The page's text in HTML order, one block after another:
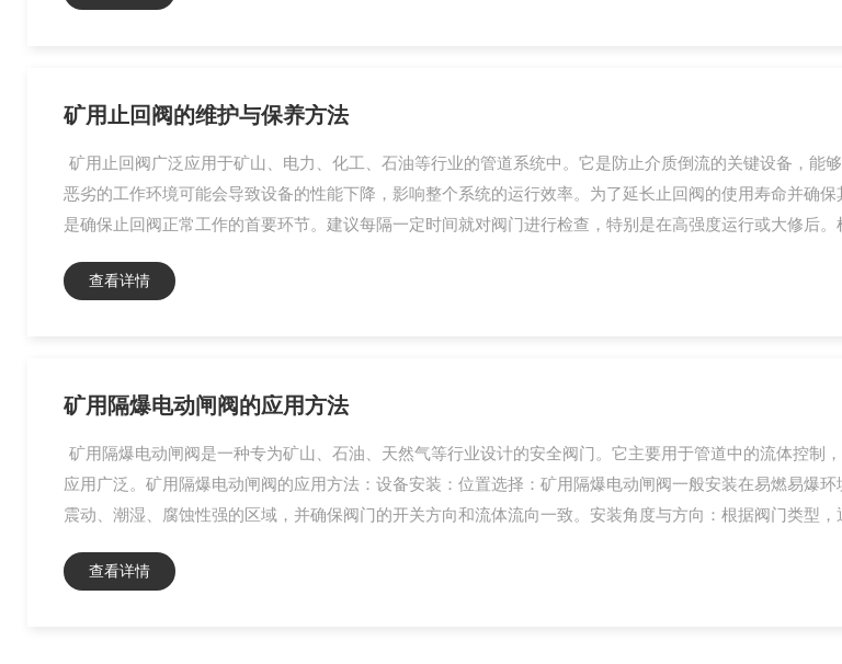
矿用止回阀的维护与保养方法
矿用止回阀广泛应用于矿山、电力、化工、石油等行业的管道系统中。它是防止介质倒流的关键设备，
恶劣的工作环境可能会导致设备的性能下降，影响整个系统的运行效率。为了延长止回阀的使用寿命并确
是确保止回阀正常工作的首要环节。建议每隔一定时间就对阀门进行检查，特别是在高强度运行或大修后
查看详情
矿用隔爆电动闸阀的应用方法
矿用隔爆电动闸阀是一种专为矿山、石油、天然气等行业设计的安全阀门。它主要用于管道中的流体控
应用广泛。矿用隔爆电动闸阀的应用方法：设备安装：位置选择：矿用隔爆电动闸阀一般安装在易燃易爆
震动、潮湿、腐蚀性强的区域，并确保阀门的开关方向和流体流向一致。安装角度与方向：根据阀门类型
查看详情